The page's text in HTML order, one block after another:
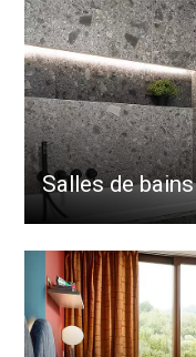
Salles de bains